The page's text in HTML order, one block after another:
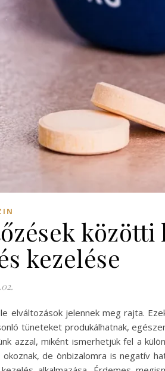
kezelése
elváltozások jelennek meg rajta.
tüneteket produkálhatnak,
azzal, miként ismerhetjük fel a
de önbizalomra is negatív